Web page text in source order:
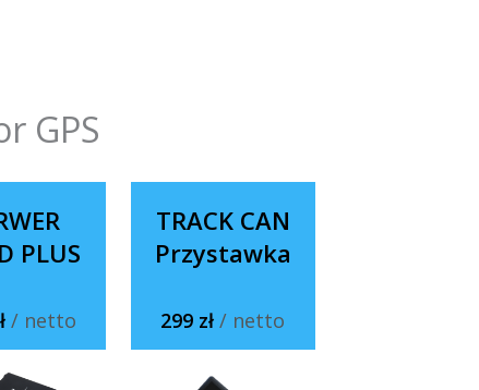
GPS
PLUS
/ netto
TRACK CAN
Przystawka
299 zł/ netto